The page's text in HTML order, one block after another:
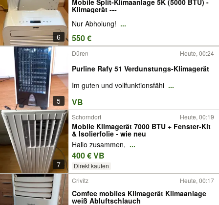
6
Klimagerät ---
Nur Abholung! ...
550 €
5
Düren Heute, 00:24
Purline Rafy 51 Verdunstungs-Klimagerät
Im guten und vollfunktionsfähi ...
VB
7
Schorndorf Heute, 00:19
Mobile Klimagerät 7000 BTU + Fenster-Kit
& Isolierfolie - wie neu
Hallo zusammen, ...
400 € VB
Direkt kaufen
Crivitz Heute, 00:17
Comfee mobiles Klimagerät Klimaanlage
weiß Abluftschlauch